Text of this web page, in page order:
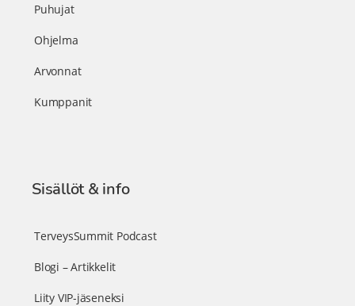
Puhujat
Ohjelma
Arvonnat
Kumppanit
Sisällöt & info
TerveysSummit Podcast
Blogi – Artikkelit
Liity VIP-jäseneksi